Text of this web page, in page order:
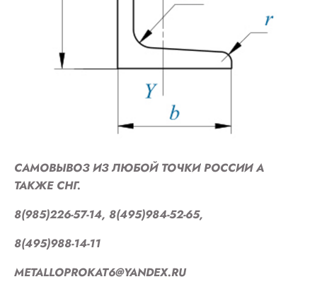
САМОВЫВОЗ ИЗ ЛЮБОЙ ТОЧКИ РОССИИ А
ТАКЖЕ СНГ.
8(985)226-57-14, 8(495)984-52-65,
8(495)988-14-11
METALLOPROKAT6@YANDEX.RU